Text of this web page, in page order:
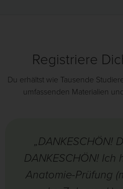
Registriere
Du erhältst wie Tausende
umfassenden Materialien
„DANKESCHÖN!
DANKESCHÖN!
Anatomie-Prüfung